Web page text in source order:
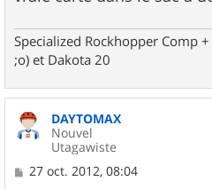
Specialized Rockhopper Comp
;o) et Dakota 20
DAYTOMAX
Nouvel
Utagawiste
M
27 oct. 2012, 08:04